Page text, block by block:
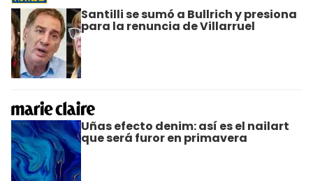
Santilli se sumó a Bullrich y presiona
para la renuncia de Villarruel
Uñas efecto denim: así es el nailart
que será furor en primavera